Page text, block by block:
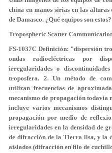
china en manos sirias en las
de Damasco. ¿Qué equipos son estos?
Tropospheric Scatter
FS-1037C Definición: "dispersión
ondas radioeléctricas por
irregularidades o
troposfera. 2. Un método de
utilizan frecuencias de
mecanismo de propagación todavía
incluye varios mecanismos
propagación por medio de
irregularidades en la densidad de
de difracción de la Tierra lisa, y la
aislados (difracción en filo de